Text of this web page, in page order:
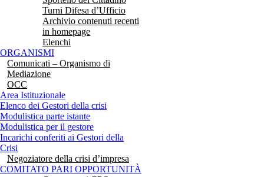
Turni Difesa d’Ufficio
Archivio contenuti recenti
in homepage
Elenchi
ORGANISMI
Comunicati – Organismo di
Mediazione
OCC
Area Istituzionale
Elenco dei Gestori della crisi
Modulistica parte istante
Modulistica per il gestore
Incarichi conferiti ai Gestori della
Crisi
Negoziatore della crisi d’impresa
COMITATO PARI OPPORTUNITÀ